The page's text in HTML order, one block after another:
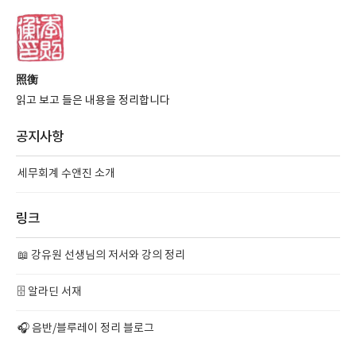
照衡
읽고 보고 들은 내용을 정리합니다
공지사항
세무회계 수앤진 소개
링크
📖 강유원 선생님의 저서와 강의 정리
🗄️ 알라딘 서재
🎧 음반/블루레이 정리 블로그